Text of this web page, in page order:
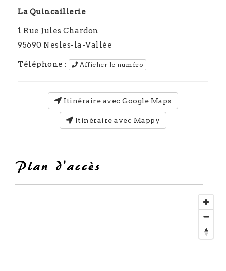
La Quincaillerie
1 Rue Jules Chardon
95690 Nesles-la-Vallée
Téléphone : Afficher le numéro
Itinéraire avec Google Maps
Itinéraire avec Mappy
Plan d'accès